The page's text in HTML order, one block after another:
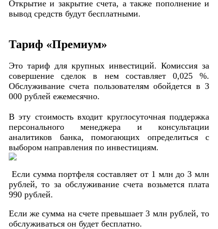
Открытие и закрытие счета, а также пополнение и
вывод средств будут бесплатными.
Тариф «Премиум»
Это тариф для крупных инвестиций. Комиссия за
совершение сделок в нем составляет 0,025 %.
Обслуживание счета пользователям обойдется в 3
000 рублей ежемесячно.
В эту стоимость входит круглосуточная поддержка
персонального менеджера и консультации
аналитиков банка, помогающих определиться с
выбором направления по инвестициям.
Если сумма портфеля составляет от 1 млн до 3 млн
рублей, то за обслуживание счета возьмется плата
990 рублей.
Если же сумма на счете превышает 3 млн рублей, то
обслуживаться он будет бесплатно.